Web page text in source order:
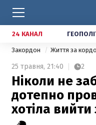
24 КАНАЛ
Закордон Життя за
25 травня, 21:40 2
Ніколи не
дотепно
хотіла